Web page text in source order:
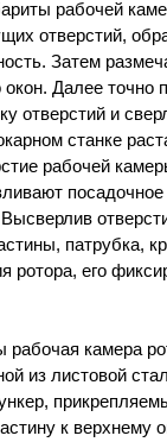
рабочей
отверстий,
Затем
окон. Далее точно
отверстий и
станке
рабочей
патрубка,
ротора, его
камера
из листовой
к верхнему